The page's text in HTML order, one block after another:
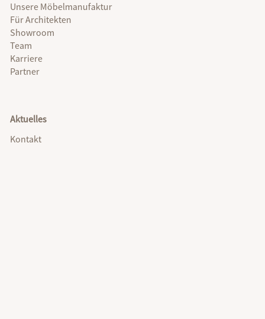
Unsere Möbelmanufaktur
Für Architekten
Showroom
Team
Karriere
Partner
Aktuelles
Kontakt